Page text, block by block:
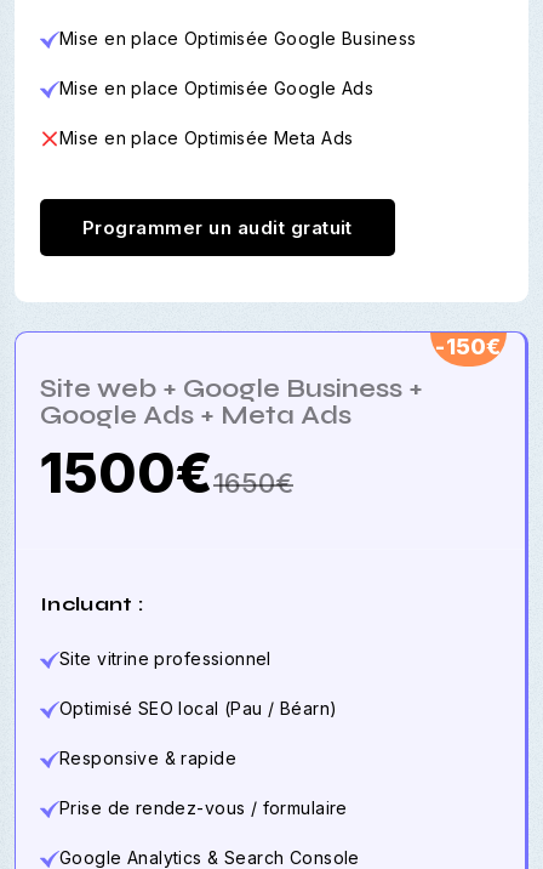
Mise en place Optimisée Google Business
Mise en place Optimisée Google Ads
Mise en place Optimisée Meta Ads
Programmer un audit gratuit
Site web + Google Business +
Google Ads + Meta Ads
1500€1650€
Incluant :
Site vitrine professionnel
Optimisé SEO local (Pau / Béarn)
Responsive & rapide
Prise de rendez-vous / formulaire
Google Analytics & Search Console
-150€